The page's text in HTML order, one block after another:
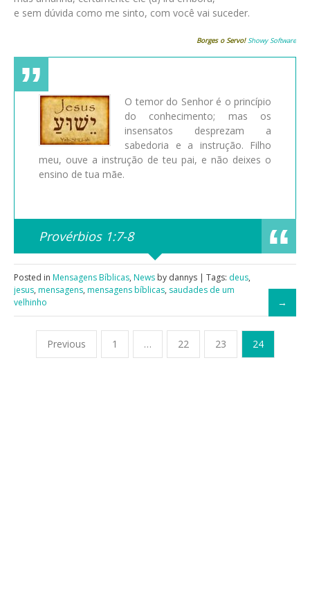
e sem dúvida como me sinto, com você vai suceder.
Borges o Servo!Showy Software
O temor do Senhor é o princípio
do conhecimento; mas os
insensatos desprezam a
sabedoria e a instrução. Filho
meu, ouve a instrução de teu pai, e não deixes o
ensino de tua mãe.
Provérbios 1:7-8
Posted in Mensagens Bíblicas, News by dannys | Tags: deus,
jesus, mensagens, mensagens bíblicas, saudades de um
velhinho
Previous 1 … 22 23 24